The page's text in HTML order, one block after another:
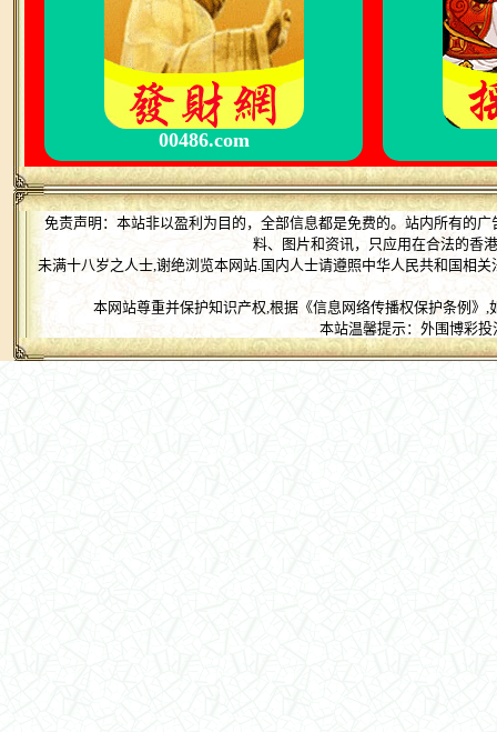
00486.com
免责声明：本站非以盈利为目的，全部信息都是免费的。站内所有的
料、图片和资讯，只应用在合法的香
未满十八岁之人士,谢绝浏览本网站.国内人士请遵照中华人民共和国相
本网站尊重并保护知识产权,根据《信息网络传播权保护条例
本站温馨提示：外围博彩